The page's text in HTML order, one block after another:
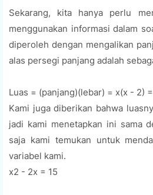
Sekarang, kita hanya perlu
menggunakan informasi dalam
diperoleh dengan mengalikan
alas persegi panjang adalah
Luas = (panjang)(lebar) = x(x - 2)
Kami juga diberikan bahwa
jadi kami menetapkan ini sama
saja kami temukan untuk
variabel kami.
x2 - 2x = 15